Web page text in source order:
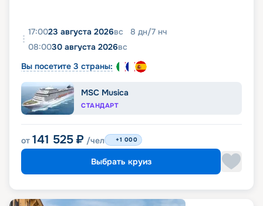
17:0023 августа 2026вс 8 дн/7 нч
08:0030 августа 2026вс
Вы посетите 3 страны:
MSC Musica
СТАНДАРТ
от 141 525 ₽ /чел +1 000
Выбрать круиз